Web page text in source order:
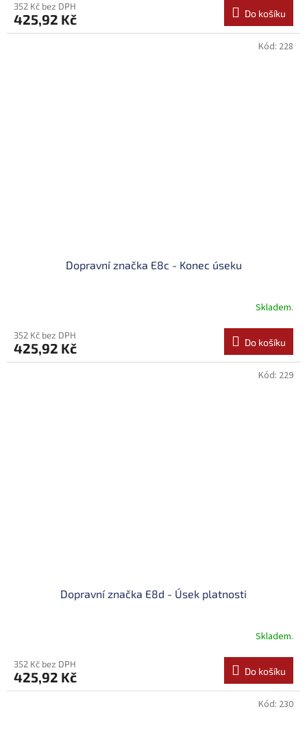
352 Kč bez DPH
425,92 Kč Do košíku
Dopravní značka E8c - Konec úseku
Skladem.
352 Kč bez DPH
425,92 Kč Do košíku
Kód: 228
Dopravní značka E8d - Úsek platnosti
Skladem.
352 Kč bez DPH
425,92 Kč Do košíku
Kód: 229
Kód: 230